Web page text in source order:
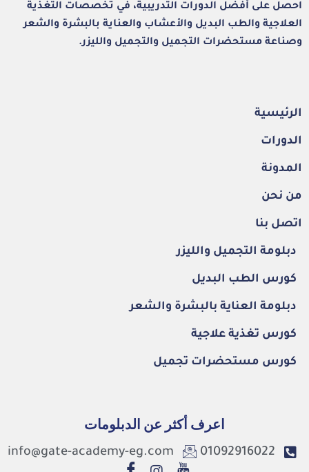
احصل على أفضل الدورات التدريبية، في تخصصات التغذية
العلاجية والطب البديل والأعشاب والعناية بالبشرة والشعر
وصناعة مستحضرات التجميل والتجميل والليزر.
الرئيسية
الدورات
المدونة
من نحن
اتصل بنا
دبلومة التجميل والليزر
كورس الطب البديل
دبلومة العناية بالبشرة والشعر
كورس تغذية علاجية
كورس مستحضرات تجميل
اعرف أكثر عن الدبلومات
01092916022
info@gate-academy-eg.com